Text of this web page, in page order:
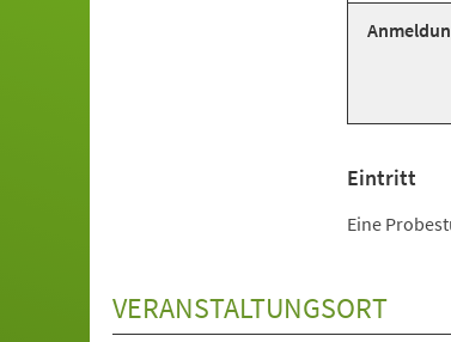
Eintritt
Eine
VERANSTALTUNGSORT